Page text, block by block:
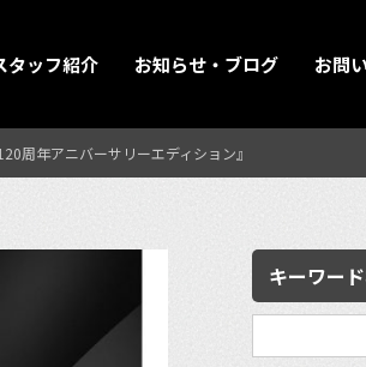
タッフ紹介 お知らせ・ブログ お問
周年アニバーサリーエディション』
キーワー
検